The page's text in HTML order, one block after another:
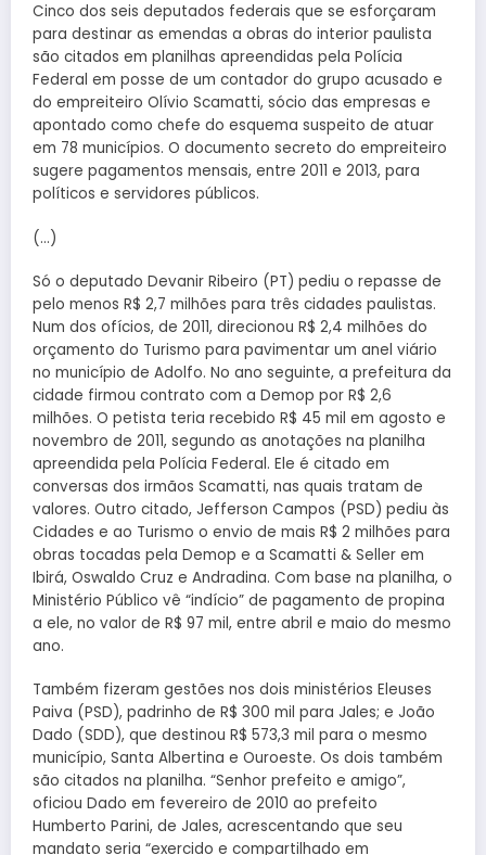
Cinco dos seis deputados federais que se esforçaram
para destinar as emendas a obras do interior paulista
são citados em planilhas apreendidas pela Polícia
Federal em posse de um contador do grupo acusado e
do empreiteiro Olívio Scamatti, sócio das empresas e
apontado como chefe do esquema suspeito de atuar
em 78 municípios. O documento secreto do empreiteiro
sugere pagamentos mensais, entre 2011 e 2013, para
políticos e servidores públicos.
(…)
Só o deputado Devanir Ribeiro (PT) pediu o repasse de
pelo menos R$ 2,7 milhões para três cidades paulistas.
Num dos ofícios, de 2011, direcionou R$ 2,4 milhões do
orçamento do Turismo para pavimentar um anel viário
no município de Adolfo. No ano seguinte, a prefeitura da
cidade firmou contrato com a Demop por R$ 2,6
milhões. O petista teria recebido R$ 45 mil em agosto e
novembro de 2011, segundo as anotações na planilha
apreendida pela Polícia Federal. Ele é citado em
conversas dos irmãos Scamatti, nas quais tratam de
valores. Outro citado, Jefferson Campos (PSD) pediu às
Cidades e ao Turismo o envio de mais R$ 2 milhões para
obras tocadas pela Demop e a Scamatti & Seller em
Ibirá, Oswaldo Cruz e Andradina. Com base na planilha, o
Ministério Público vê “indício” de pagamento de propina
a ele, no valor de R$ 97 mil, entre abril e maio do mesmo
ano.
Também fizeram gestões nos dois ministérios Eleuses
Paiva (PSD), padrinho de R$ 300 mil para Jales; e João
Dado (SDD), que destinou R$ 573,3 mil para o mesmo
município, Santa Albertina e Ouroeste. Os dois também
são citados na planilha. “Senhor prefeito e amigo”,
oficiou Dado em fevereiro de 2010 ao prefeito
Humberto Parini, de Jales, acrescentando que seu
mandato seria “exercido e compartilhado em